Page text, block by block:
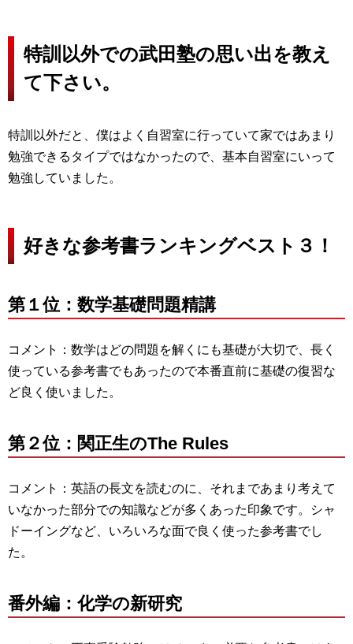
特訓以外での武田塾の思い出を教え
て下さい。
特訓以外だと、僕はよく自習室に行っていて家ではあまり
勉強できるタイプではなかったので、基本自習室にいって
勉強していました。
好きな参考書ランキングベスト３！
第１位：数学基礎問題精講
コメント：数学はどの問題を解くにも基礎が大切で、長く
使っている参考書でもあったので本番直前に基礎の復習な
ど良く使いました。
第２位：関正生のThe Rules
コメント：英語の長文を読むのに、それまであまり考えて
いなかった部分での知識などが多くあった印象です。シャ
ドーイングなど、いろいろな面で良く使った参考書でし
た。
番外編：化学の新研究